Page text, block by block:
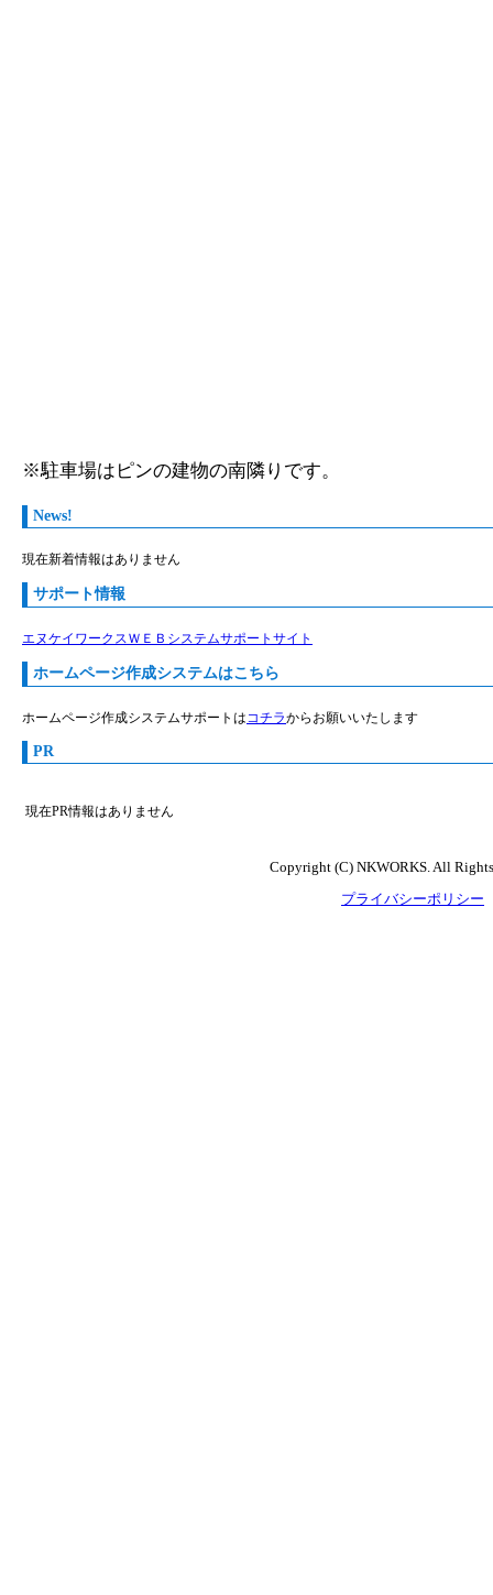
※駐車場はピンの建物の南隣りです。
News!
現在新着情報はありません
サポート情報
エヌケイワークスＷＥＢシステムサポートサイト
ホームページ作成システムはこちら
ホームページ作成システムサポートはコチラからお願いいたします
PR
現在PR情報はありません
Copyright (C) NKWORKS. All
プライバシーポリシー